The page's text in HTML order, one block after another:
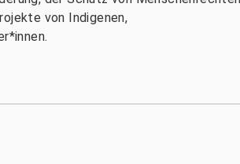
von Indigenen,